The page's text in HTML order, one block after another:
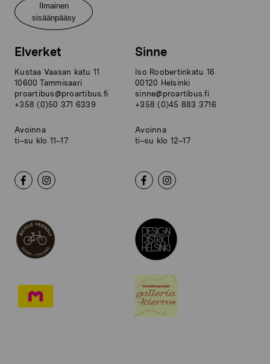
Ilmainen
sisäänpääsy
Elverket
Kustaa Vaasan katu 11
10600 Tammisaari
proartibus@proartibus.fi
+358 (0)50 371 6339
Avoinna
ti–su klo 11–17
Sinne
Iso Roobertinkatu 16
00120 Helsinki
sinne@proartibus.fi
+358 (0)45 883 3716
Avoinna
ti–su klo 12–17